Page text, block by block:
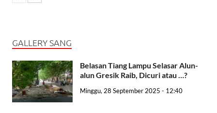
GALLERY SANG
Belasan Tiang Lampu Selasar Alun-
alun Gresik Raib, Dicuri atau …?
Minggu, 28 September 2025 - 12:40